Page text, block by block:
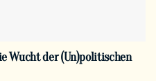
Wucht der (Un)politischen